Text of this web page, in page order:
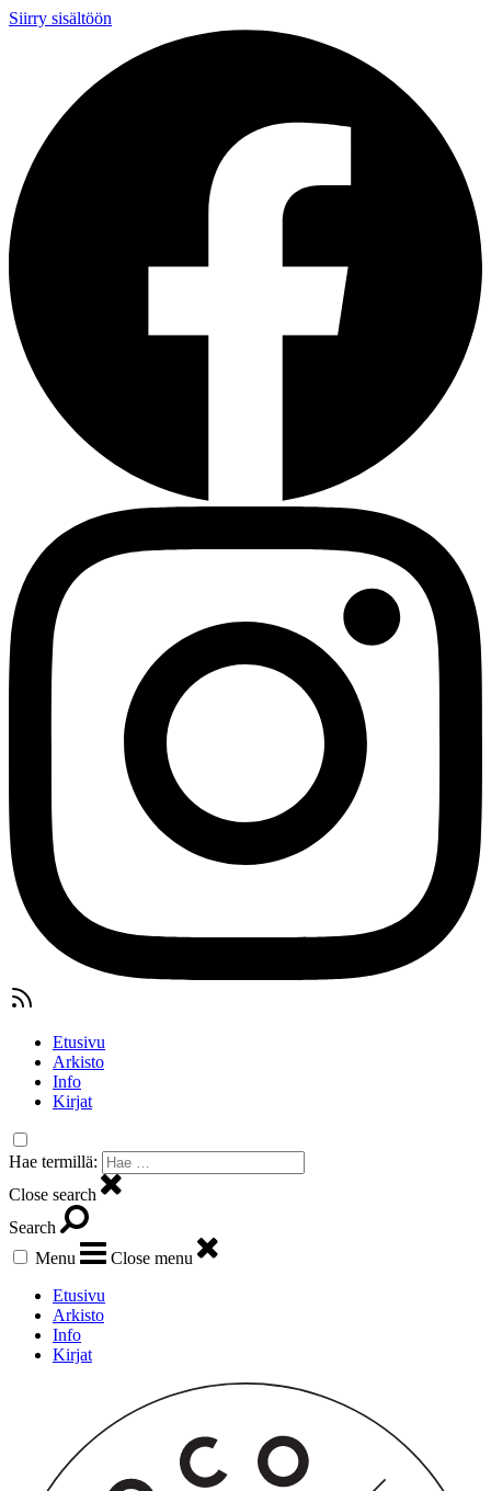
Siirry sisältöön
Etusivu
Arkisto
Info
Kirjat
Hae termillä:
Close search
Search
Menu
Close menu
Etusivu
Arkisto
Info
Kirjat